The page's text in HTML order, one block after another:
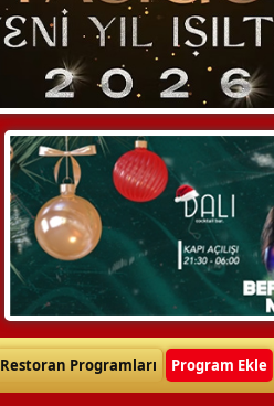
Restoran Programları Program Ekle